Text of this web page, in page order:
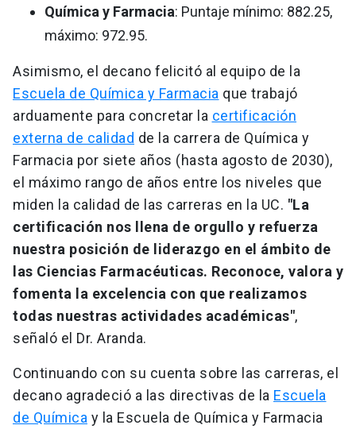
Química y Farmacia: Puntaje mínimo: 882.25,
máximo: 972.95.
Asimismo, el decano felicitó al equipo de la
Escuela de Química y Farmacia que trabajó
arduamente para concretar la certificación
externa de calidad de la carrera de Química y
Farmacia por siete años (hasta agosto de 2030),
el máximo rango de años entre los niveles que
miden la calidad de las carreras en la UC. "La
certificación nos llena de orgullo y refuerza
nuestra posición de liderazgo en el ámbito de
las Ciencias Farmacéuticas. Reconoce, valora y
fomenta la excelencia con que realizamos
todas nuestras actividades académicas",
señaló el Dr. Aranda.
Continuando con su cuenta sobre las carreras, el
decano agradeció a las directivas de la Escuela
de Química y la Escuela de Química y Farmacia